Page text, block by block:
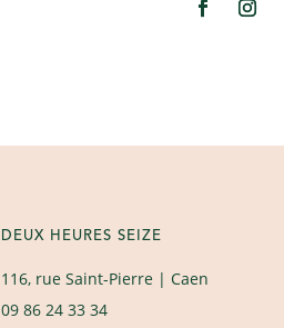
DEUX HEURES SEIZE
116, rue Saint-Pierre| Caen
09 86 24 33 34